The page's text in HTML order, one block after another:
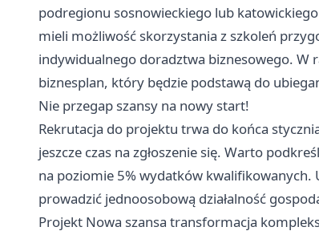
podregionu sosnowieckiego lub
mieli możliwość skorzystania z szkoleń
indywidualnego doradztwa biznesowego. W
biznesplan, który będzie podstawą do
Nie przegap szansy na nowy start!
Rekrutacja do projektu trwa do końca
jeszcze czas na zgłoszenie się. Warto
na poziomie 5% wydatków kwalifikowanych.
prowadzić jednoosobową działalność
Projekt Nowa szansa transformacja